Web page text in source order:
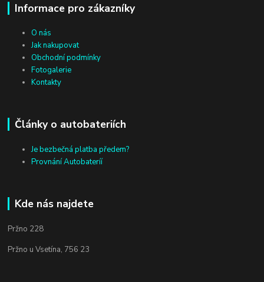
Informace pro zákazníky
O nás
Jak nakupovat
Obchodní podmínky
Fotogalerie
Kontakty
Články o autobateriích
Je bezbečná platba předem?
Provnání Autobateríí
Kde nás najdete
Pržno 228
Pržno u Vsetína, 756 23